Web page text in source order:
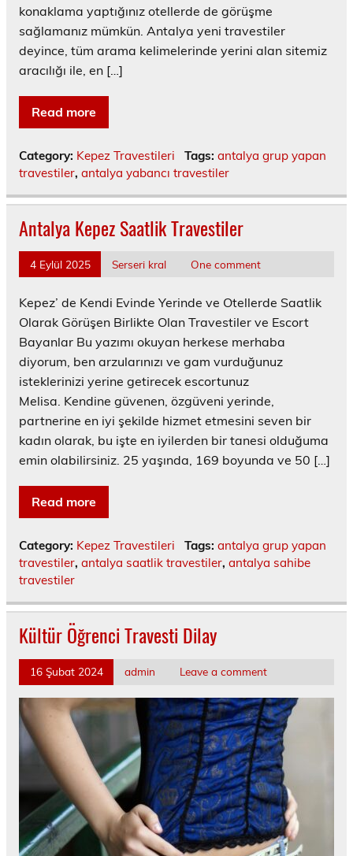
konaklama yaptığınız otellerde de görüşme
sağlamanız mümkün. Antalya yeni travestiler
deyince, tüm arama kelimelerinde yerini alan sitemiz
aracılığı ile, en […]
Read more
Category: Kepez Travestileri Tags: antalya grup yapan
travestiler, antalya yabancı travestiler
Antalya Kepez Saatlik Travestiler
4 Eylül 2025 Serseri kral One comment
Kepez’ de Kendi Evinde Yerinde ve Otellerde Saatlik
Olarak Görüşen Birlikte Olan Travestiler ve Escort
Bayanlar Bu yazımı okuyan herkese merhaba
diyorum, ben arzularınızı ve gam vurduğunuz
isteklerinizi yerine getirecek escortunuz
Melisa. Kendine güvenen, özgüveni yerinde,
partnerine en iyi şekilde hizmet etmesini seven bir
kadın olarak, bu işte en iyilerden bir tanesi olduğuma
emin olabilirsiniz. 25 yaşında, 169 boyunda ve 50 […]
Read more
Category: Kepez Travestileri Tags: antalya grup yapan
travestiler, antalya saatlik travestiler, antalya sahibe
travestiler
Kültür Öğrenci Travesti Dilay
16 Şubat 2024 admin Leave a comment